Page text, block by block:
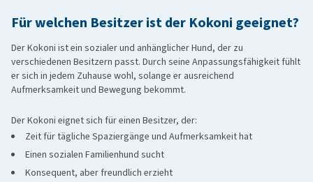
energiegeladenen und verspielten Charakter, der gerne Teil der
Familie ist.
Havaneser:ein anhänglicher Begleithund mit sozialem Wesen
und mittellangem Fell, der in Ausstrahlung und Größe viele
Malteser:ein kleiner Haushund, der für seinen sozialen
Charakter und seine enge Bindung zu Menschen bekannt ist.
Chihuahua: ein kleiner Hund mit wachsamen Charakter und
großer Persönlichkeit, vergleichbar mit dem Kokoni.
Für welchen Besitzer ist der Kokoni geeignet?
Der Kokoni ist ein sozialer und anhänglicher Hund, der zu
verschiedenen Besitzern passt. Durch seine Anpassungsfähigkeit fühlt
er sich in jedem Zuhause wohl, solange er ausreichend
Aufmerksamkeit und Bewegung bekommt.
Der Kokoni eignet sich für einen Besitzer, der:
Zeit für tägliche Spaziergänge und Aufmerksamkeit hat
Einen sozialen Familienhund sucht
Konsequent, aber freundlich erzieht